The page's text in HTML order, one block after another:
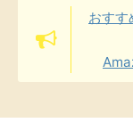
おすす